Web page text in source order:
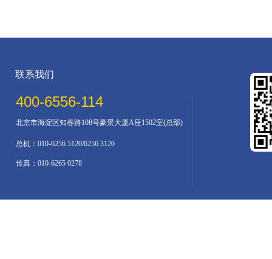
联系我们
北京市海淀区知春路108号豪景大厦A座1502室(总部)
总机：010-6256 5120/6256 3120
传真：010-6265 0278
400-6556-114